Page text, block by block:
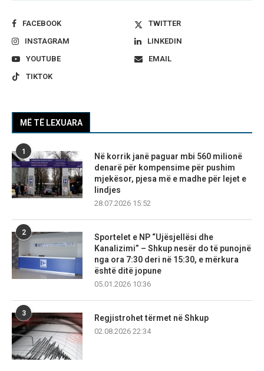
FACEBOOK
TWITTER
INSTAGRAM
LINKEDIN
YOUTUBE
EMAIL
TIKTOK
MË TË LEXUARA
1
Në korrik janë paguar mbi 560 milionë
denarë për kompensime për pushim
mjekësor, pjesa më e madhe për lejet e
lindjes
28.07.2026 15:52
2
Sportelet e NP “Ujësjellësi dhe
Kanalizimi” – Shkup nesër do të punojnë
nga ora 7:30 deri në 15:30, e mërkura
është ditë jopune
05.01.2026 10:36
3
Regjistrohet tërmet në Shkup
02.08.2026 22:34